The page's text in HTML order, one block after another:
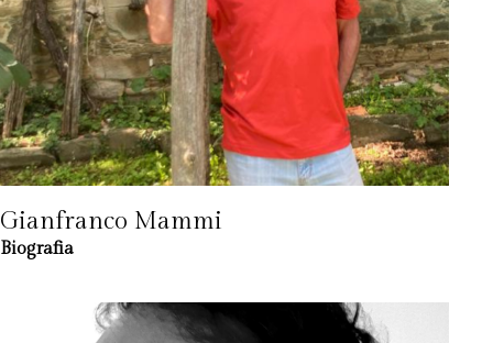
Gianfranco Mammi
Biografia